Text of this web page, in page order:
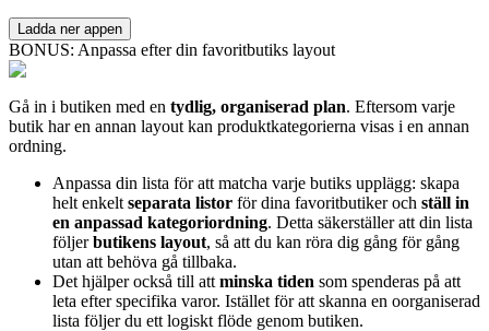
Ladda ner appen
BONUS: Anpassa efter din favoritbutiks layout
Gå in i butiken med en tydlig, organiserad plan. Eftersom varje
butik har en annan layout kan produktkategorierna visas i en annan
ordning.
Anpassa din lista för att matcha varje butiks upplägg: skapa
helt enkelt separata listor för dina favoritbutiker och ställ in
en anpassad kategoriordning. Detta säkerställer att din lista
följerbutikens layout, så att du kan röra dig gång för gång
utan att behöva gå tillbaka.
Det hjälper också till att minska tiden som spenderas på att
leta efter specifika varor. Istället för att skanna en oorganiserad
lista följer du ett logiskt flöde genom butiken.